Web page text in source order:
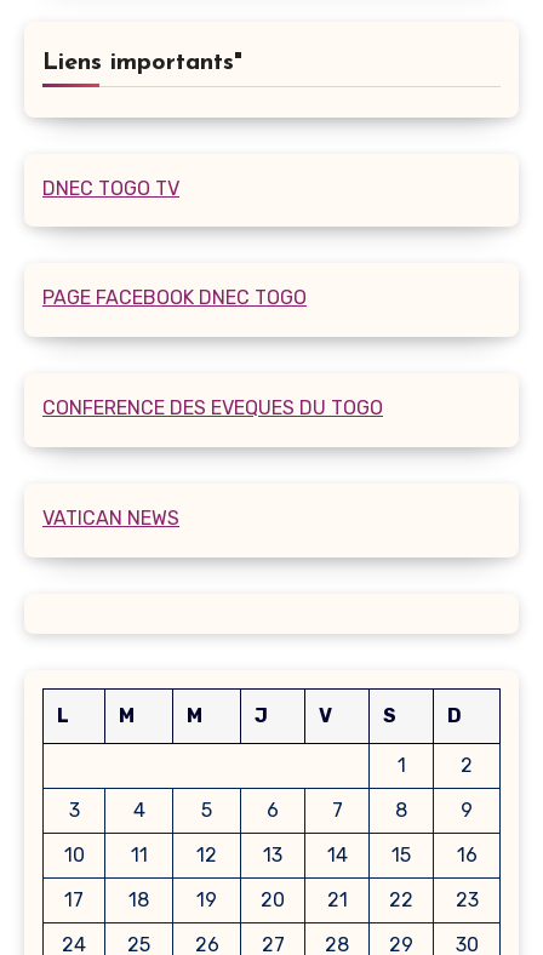
Liens importants"
DNEC TOGO TV
PAGE FACEBOOK DNEC TOGO
CONFERENCE DES EVEQUES DU TOGO
VATICAN NEWS
L M M J V S D
1
2
3
4 5 6 7 8
9
10
11 12 13 14 15
16
17
18 19 20 21 22
23
24
25 26 27 28 29
30